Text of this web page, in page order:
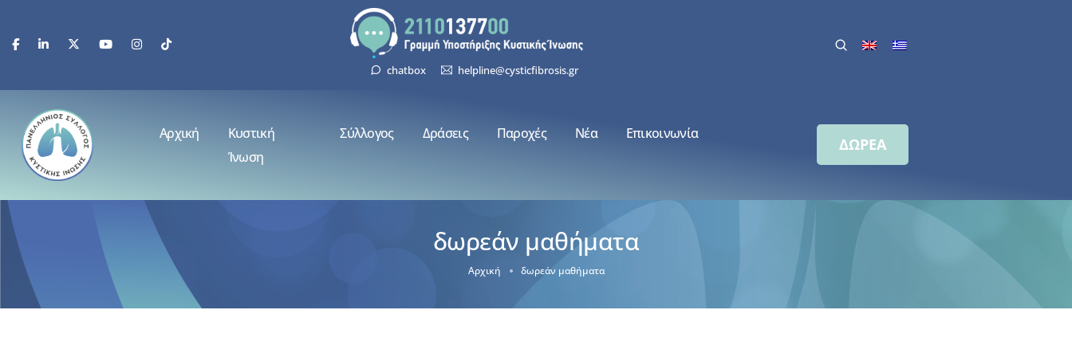
chatbox helpline@cysticfibrosis.gr
Αρχική
Κυστική
Ίνωση
Σύλλογος Δράσεις Παροχές Νέα Επικοινωνία
ΔΩΡΕΑ
δωρεάν μαθήματα
Αρχική δωρεάν μαθήματα